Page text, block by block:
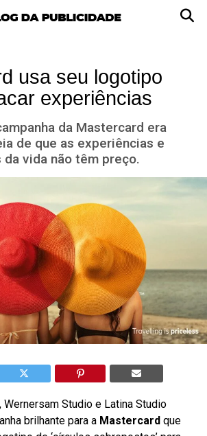
usa seu logotipo
experiências
da Mastercard era
de que as experiências e
vida não têm preço.
Wernersam Studio e Latina Studio
brilhante para a Mastercardque